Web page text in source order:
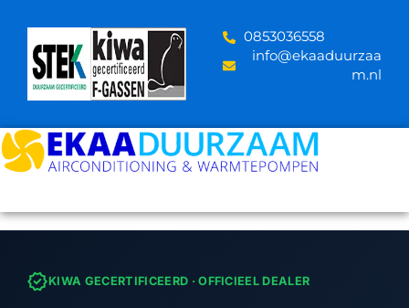
content
‪0853036558
info@ekaaduurzaa
m.nl
verifiedKIWA GECERTIFICEERD · OFFICIEEL DEALER